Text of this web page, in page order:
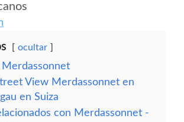
ocultar
Merdassonnet
View Merdassonnet en
en Suiza
con Merdassonnet -